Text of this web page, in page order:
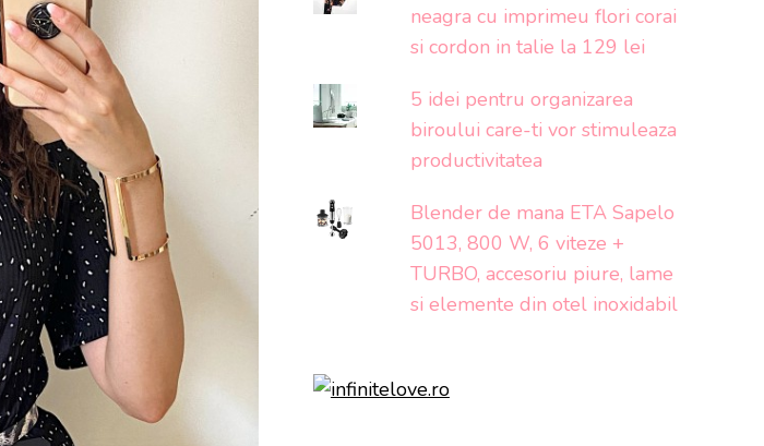
neagra cu imprimeu flori corai
si cordon in talie la 129 lei
5 idei pentru organizarea
biroului care-ti vor stimuleaza
productivitatea
Blender de mana ETA Sapelo
5013, 800 W, 6 viteze +
TURBO, accesoriu piure, lame
si elemente din otel inoxidabil